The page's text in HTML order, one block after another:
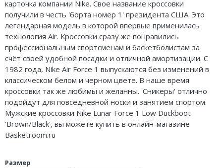
карточка компании Nike. Свое название кроссовки
получили в честь 'борта номер 1' президента США. Это
легендарная модель в которой впервые применилась
технология Air. Кроссовки сразу же понравились
профессиональным спортсменам и баскетболистам за
счёт своей удобной посадки и отличной амортизации. С
1982 года, Nike Air Force 1 выпускаются без изменений в
классическом белом и черном цвете. В наше время
кроссовки так же любимы и желанны. 'Сникеры' отлично
подойдут для повседневной носки и занятием спортом.
Мужские кроссовки Nike Lunar Force 1 Low Duckboot
'Brown/Black', вы можете купить в онлайн-магазине
Basketroom.ru
Размер
Air Jordan 5
Air Jordan 6
Air Jordan 7
Air Jordan 10
Air Jordan 11
Air Jordan 12
Air Jordan 13